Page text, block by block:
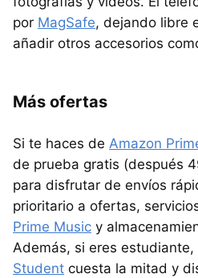
por MagSafe, dejando libre
añadir otros accesorios
Más ofertas
Si te haces de Amazon
de prueba gratis (después
para disfrutar de envíos
prioritario a ofertas,
Prime Music y
Además, si eres
Student cuesta la mitad y